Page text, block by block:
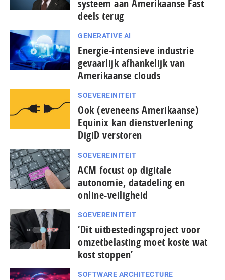
systeem aan Amerikaanse Fast
deels terug
GENERATIVE AI
Energie‑intensieve industrie
gevaarlijk afhankelijk van
Amerikaanse clouds
SOEVEREINITEIT
Ook (eveneens Amerikaanse)
Equinix kan dienst­ver­le­ning
DigiD verstoren
SOEVEREINITEIT
ACM focust op digitale
autonomie, datadeling en
online-veiligheid
SOEVEREINITEIT
‘Dit uitbestedingsproject voor
omzetbelasting moet koste wat
kost stoppen’
SOFTWARE ARCHITECTURE